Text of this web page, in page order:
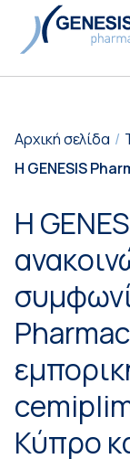
Αρχική σελίδα
Η GENESIS
την εμπορική
Κύπρο και
Η
Κύπρο